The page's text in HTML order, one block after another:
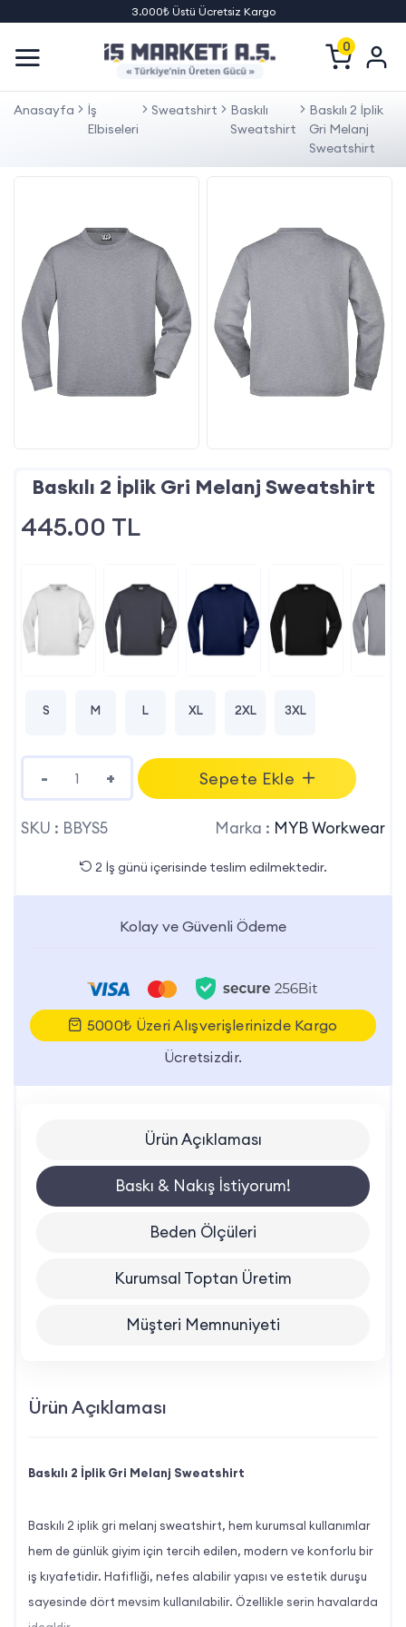
3.000₺ Üstü Ücretsiz Kargo
0
Anasayfa
İş
Elbiseleri
Sweatshirt
Baskılı
Sweatshirt
Baskılı 2 İplik
Gri Melanj
Sweatshirt
Baskılı 2 İplik Gri Melanj Sweatshirt
445.00 TL
S M L XL 2XL 3XL
- + Sepete Ekle
SKU : BBYS5 Marka : MYB Workwear
2 İş günü içerisinde teslim edilmektedir.
Kolay ve Güvenli Ödeme
5000₺ Üzeri Alışverişlerinizde Kargo
Ücretsizdir.
Ürün Açıklaması
Baskı & Nakış İstiyorum!
Beden Ölçüleri
Kurumsal Toptan Üretim
Müşteri Memnuniyeti
Ürün Açıklaması
Baskılı 2 İplik Gri Melanj Sweatshirt
Baskılı 2 iplik gri melanj sweatshirt, hem kurumsal kullanımlar
hem de günlük giyim için tercih edilen, modern ve konforlu bir
iş kıyafetidir. Hafifliği, nefes alabilir yapısı ve estetik duruşu
sayesinde dört mevsim kullanılabilir. Özellikle serin havalarda